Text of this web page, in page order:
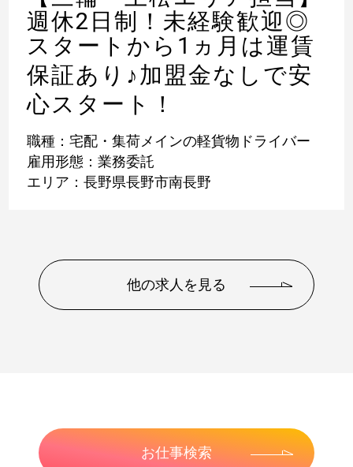
週休2日制！未経験歓迎◎
スタートから1ヵ月は運賃
保証あり ♪ 加盟金なしで安
心スタート！
職種：宅配・集荷メインの軽貨物ドライバー
雇用形態：業務委託
エリア：長野県長野市南長野
他の求人を見る
お仕事検索